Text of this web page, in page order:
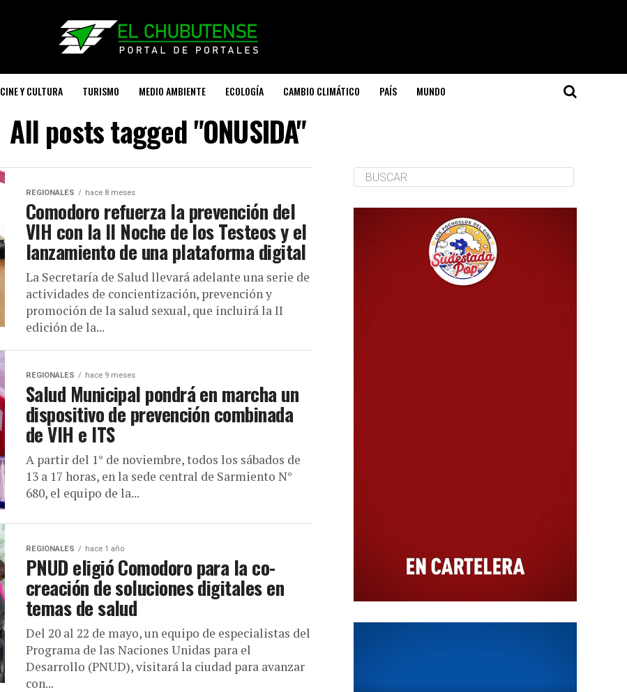
CINE Y CULTURA TURISMO MEDIO AMBIENTE ECOLOGÍA CAMBIO CLIMÁTICO PAÍS MUNDO
All posts tagged "ONUSIDA"
REGIONALES hace 8 meses
Comodoro refuerza la prevención del
VIH con la II Noche de los Testeos y el
lanzamiento de una plataforma digital
La Secretaría de Salud llevará adelante una serie de
actividades de concientización, prevención y
promoción de la salud sexual, que incluirá la II
edición de la...
REGIONALES hace 9 meses
Salud Municipal pondrá en marcha un
dispositivo de prevención combinada
de VIH e ITS
A partir del 1° de noviembre, todos los sábados de
13 a 17 horas, en la sede central de Sarmiento N°
680, el equipo de la...
REGIONALES hace 1 año
PNUD eligió Comodoro para la co-
creación de soluciones digitales en
temas de salud
Del 20 al 22 de mayo, un equipo de especialistas del
Programa de las Naciones Unidas para el
Desarrollo (PNUD), visitará la ciudad para avanzar
con...